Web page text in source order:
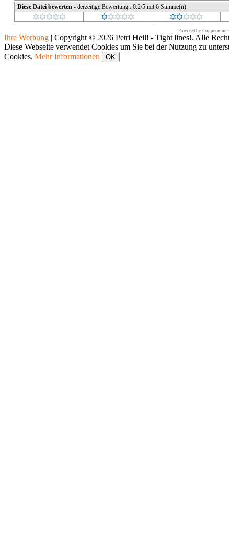
Diese Datei bewerten - derzeitige Bewertung : 0.2/5 mit 6 Stimme(n)
Powered by Coppermine
Ihre Werbung | Copyright © 2026 Petri Heil! - Tight lines!. Alle
Diese Webseite verwendet Cookies um Sie bei der Nutzung zu
Cookies. Mehr Informationen OK